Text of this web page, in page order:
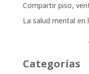
Compartir piso,
La salud mental en
Categorías